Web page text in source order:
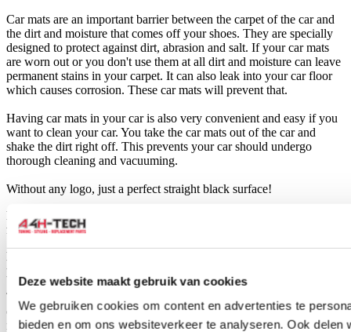
Deze website maakt gebruik van cookies
We gebruiken cookies om content en advertenties te
bieden en om ons websiteverkeer te analyseren. Ook
Car mats are an important barrier between the carpet of the car and
the dirt and moisture that comes off your shoes. They are specially
designed to protect against dirt, abrasion and salt. If your car mats
are worn out or you don't use them at all dirt and moisture can leave
permanent stains in your carpet. It can also leak into your car floor
which causes corrosion. These car mats will prevent that.
Having car mats in your car is also very convenient and easy if you
want to clean your car. You take the car mats out of the car and
shake the dirt right off. This prevents your car should undergo
thorough cleaning and vacuuming.
Without any logo, just a perfect straight black surface!
Please note: image is an example. You will receive the exact
floormats for your model.
Difference between ''Pro-Line'' and ''Tuner line'' H-gear
products?
The difference between an Tuner-line and Pro-line product has been
created, so we can make 2 different collections in our own product
range.